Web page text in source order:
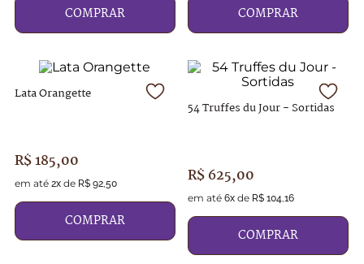
COMPRAR COMPRAR
Lata Orangette
R$ 185,00
em até 2xde R$ 92,50
COMPRAR
54 Truffes du Jour - Sortidas
R$ 625,00
em até 6xde R$ 104,16
COMPRAR